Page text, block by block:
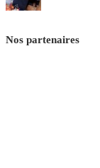
Nos partenaires